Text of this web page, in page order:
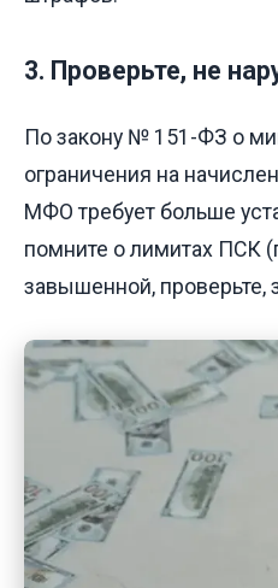
3. Проверьте, не
По закону № 151-ФЗ о
ограничения на
МФО требует больше
помните о лимитах ПСК
завышенной,